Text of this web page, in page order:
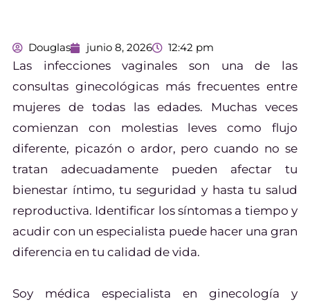
Douglas junio 8, 2026 12:42 pm
Las infecciones vaginales son una de las
consultas ginecológicas más frecuentes entre
mujeres de todas las edades. Muchas veces
comienzan con molestias leves como flujo
diferente, picazón o ardor, pero cuando no se
tratan adecuadamente pueden afectar tu
bienestar íntimo, tu seguridad y hasta tu salud
reproductiva. Identificar los síntomas a tiempo y
acudir con un especialista puede hacer una gran
diferencia en tu calidad de vida.
Soy médica especialista en ginecología y